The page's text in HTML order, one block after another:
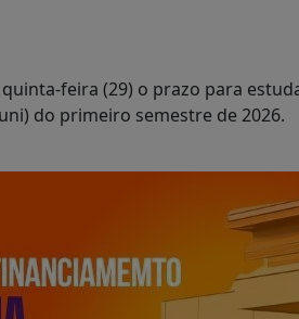
feira (29) o prazo para
do primeiro semestre de 2026.